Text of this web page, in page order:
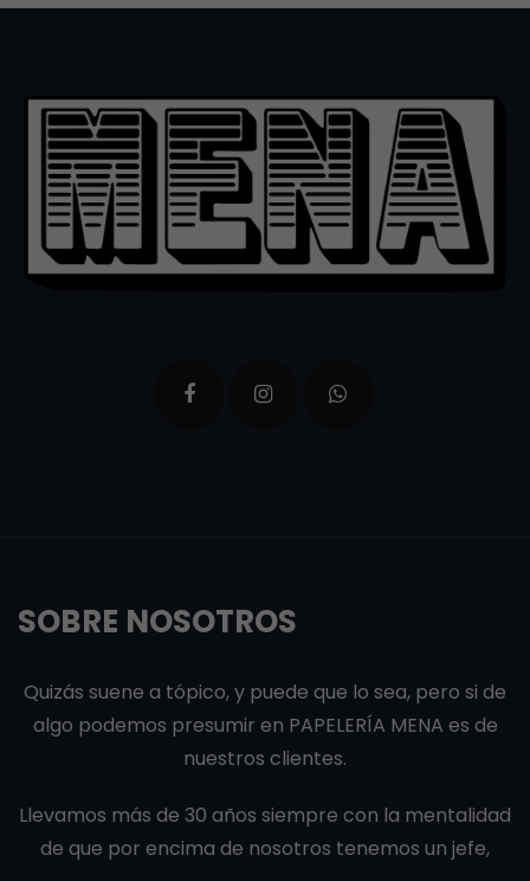
SOBRE NOSOTROS
Quizás suene a tópico, y puede que lo sea, pero si de
algo podemos presumir en PAPELERÍA MENA es de
nuestros clientes.
Llevamos más de 30 años siempre con la mentalidad
de que por encima de nosotros tenemos un jefe,